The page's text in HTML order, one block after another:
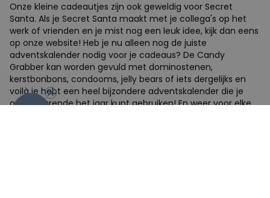
Onze kleine cadeautjes zijn ook geweldig voor Secret
Santa. Als je Secret Santa maakt met je collega's op het
werk of vrienden en je mist nog een leuk idee, kijk dan eens
op onze website! Heb je nu alleen nog de juiste
adventskalender nodig voor je cadeaus? De Candy
Grabber kan worden gevuld met dominostenen,
kerstbonbons, condooms, jelly bears of iets dergelijks en
voilà je hebt een heel bijzondere adventskalender die je
ook gedurende het jaar kunt gebruiken! En weer voor elke
-10%